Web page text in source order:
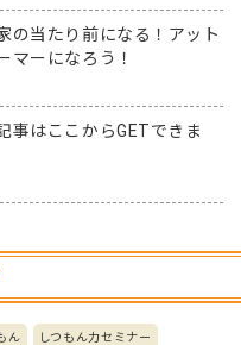
の当たり前になる！アット
マーになろう！
事はここからGETできま
ん しつもん力セミナー